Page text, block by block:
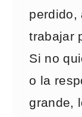
perdido,
trabajar
Si no
o la
grande,